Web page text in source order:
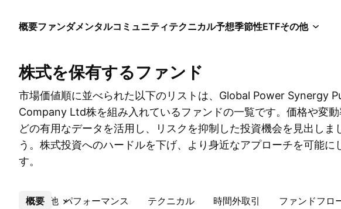
概要ファンダメンタルコミュニティテクニカル予想季節性ETFその他
株式を保有するファンド
市場価値順に並べられた以下のリストは、Global Power Synergy
Company Ltd株を組み入れているファンドの一覧です。価格や変動
どの有用なデータを活用し、リスクを抑制した投資機会を見出しま
う。株式投資へのハードルを下げ、より身近なアプローチを可能に
す。
概要 パフォーマンス テクニカル 時間外取引 ファンドフロ
その他